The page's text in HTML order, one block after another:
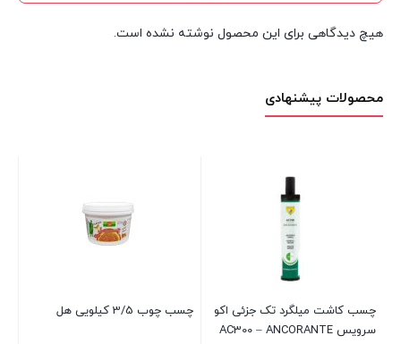
هیچ دیدگاهی برای این محصول نوشته نشده است.
محصولات پیشنهادی
چسب کاشت میلگرد تک جزئی اکو
سرویس AC300 – ANCORANTE
چسب چوب 3/5 کیلویی هل